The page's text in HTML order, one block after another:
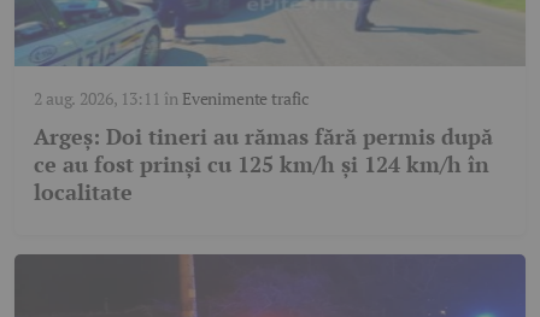
2 aug. 2026, 13:11 în Evenimente trafic
Argeș: Doi tineri au rămas fără permis după
ce au fost prinși cu 125 km/h și 124 km/h în
localitate